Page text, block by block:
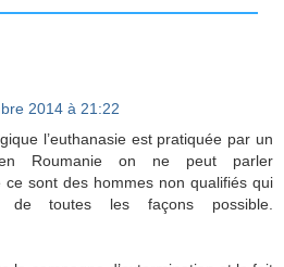
2014 à 21:22
l’euthanasie est pratiquée par un
Roumanie on ne peut parler
ce sont des hommes non qualifiés qui
toutes les façons possible.